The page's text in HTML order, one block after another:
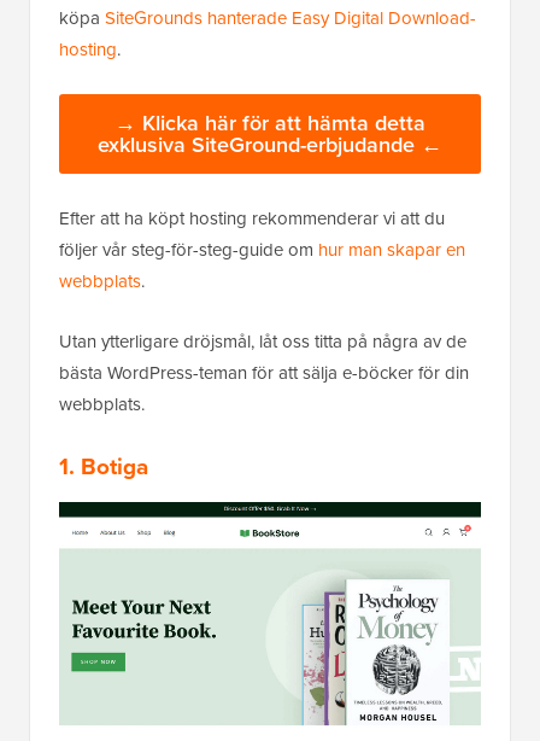
köpa SiteGrounds hanterade Easy Digital Download-
hosting.
→ Klicka här för att hämta detta
exklusiva SiteGround-erbjudande ←
Efter att ha köpt hosting rekommenderar vi att du
följer vår steg-för-steg-guide om hur man skapar en
webbplats.
Utan ytterligare dröjsmål, låt oss titta på några av de
bästa WordPress-teman för att sälja e-böcker för din
webbplats.
1. Botiga